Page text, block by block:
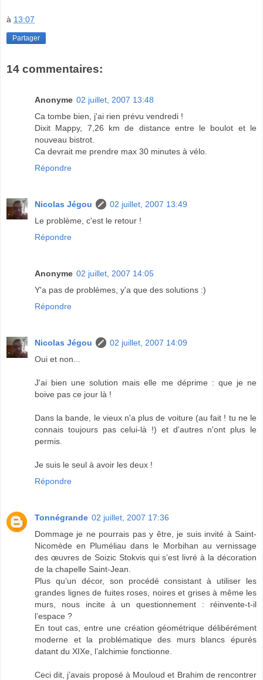
à 13:07
Partager
14 commentaires:
Anonyme 02 juillet, 2007 13:48
Ca tombe bien, j'ai rien prévu vendredi !
Dixit Mappy, 7,26 km de distance entre le boulot et le
nouveau bistrot.
Ca devrait me prendre max 30 minutes à vélo.
Répondre
Nicolas Jégou
02 juillet, 2007 13:49
Le problème, c'est le retour !
Répondre
Anonyme 02 juillet, 2007 14:05
Y'a pas de problèmes, y'a que des solutions :)
Répondre
Nicolas Jégou
02 juillet, 2007 14:09
Oui et non...
J'ai bien une solution mais elle me déprime : que je ne
boive pas ce jour là !
Dans la bande, le vieux n'a plus de voiture (au fait ! tu ne le
connais toujours pas celui-là !) et d'autres n'ont plus le
permis.
Je suis le seul à avoir les deux !
Répondre
Tonnégrande 02 juillet, 2007 17:36
Dommage je ne pourrais pas y être, je suis invité à Saint-
Nicomède en Pluméliau dans le Morbihan au vernissage
des œuvres de Soizic Stokvis qui s’est livré à la décoration
de la chapelle Saint-Jean.
Plus qu’un décor, son procédé consistant à utiliser les
grandes lignes de fuites roses, noires et grises à même les
murs, nous incite à un questionnement : réinvente-t-il
l’espace ?
En tout cas, entre une création géométrique délibérément
moderne et la problématique des murs blancs épurés
datant du XIXe, l’alchimie fonctionne.
Ceci dit, j’avais proposé à Mouloud et Brahim de rencontrer